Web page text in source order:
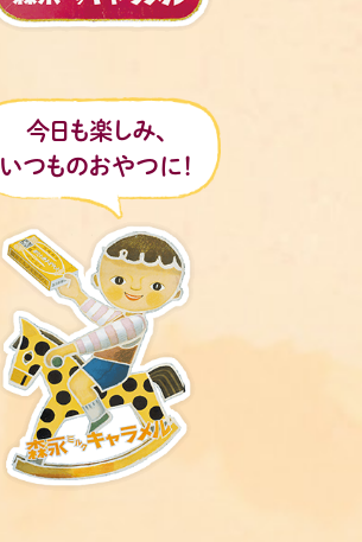
今日も楽しみ、
いつものおやつに！